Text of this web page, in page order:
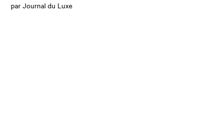
par Journal du Luxe